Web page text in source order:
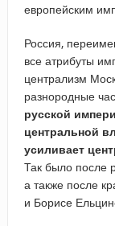
европейским
Россия,
все атрибуты
централизм
разнородные
русской
центральной
усиливает
Так было после
а также после
и Борисе